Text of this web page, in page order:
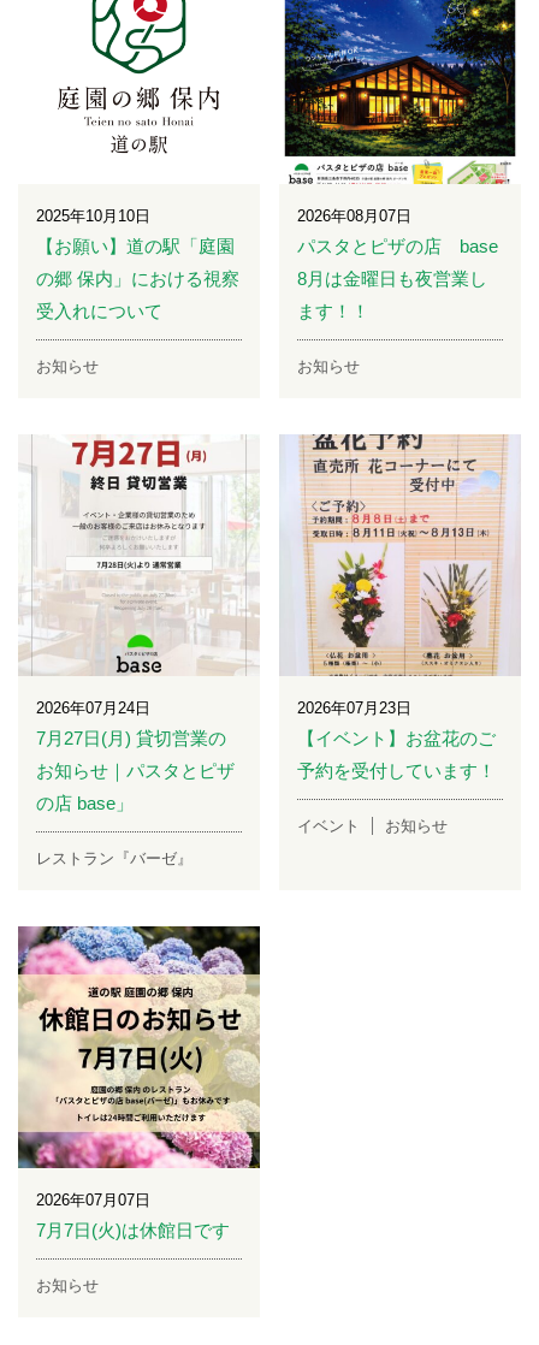
2025年10月10日
【お願い】道の駅「庭園
の郷 保内」における視察
受入れについて
お知らせ
2026年08月07日
パスタとピザの店 base
8月は金曜日も夜営業し
ます！！
お知らせ
2026年07月24日
7月27日(月) 貸切営業の
お知らせ｜パスタとピザ
の店 base」
レストラン『バーゼ』
2026年07月23日
【イベント】お盆花のご
予約を受付しています！
イベント お知らせ
2026年07月07日
7月7日(火)は休館日です
お知らせ